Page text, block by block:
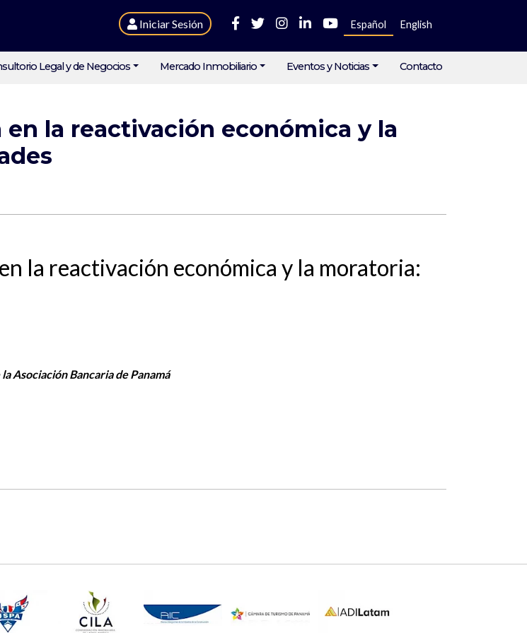
Iniciar Sesión Español English
Legal y de Negocios Mercado Inmobiliario Eventos y Noticias Contacto
la reactivación económica y la
la reactivación económica y la moratoria:
Asociación Bancaria de Panamá